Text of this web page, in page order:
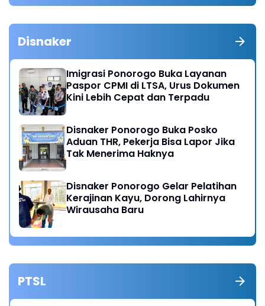
Disnaker
Imigrasi Ponorogo Buka Layanan
Paspor CPMI di LTSA, Urus Dokumen
Kini Lebih Cepat dan Terpadu
Disnaker Ponorogo Buka Posko
Aduan THR, Pekerja Bisa Lapor Jika
Tak Menerima Haknya
Disnaker Ponorogo Gelar Pelatihan
Kerajinan Kayu, Dorong Lahirnya
Wirausaha Baru
PTSL